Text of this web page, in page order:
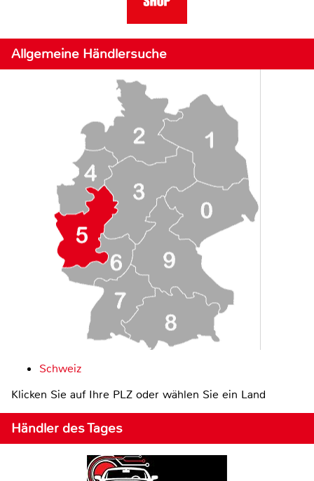
Allgemeine Händlersuche
Schweiz
Klicken Sie auf Ihre PLZ oder wählen Sie ein Land
Händler des Tages